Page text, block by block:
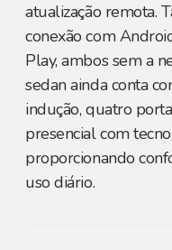
atualização remota.
conexão com
Play, ambos sem a
sedan ainda conta
indução, quatro
presencial com
proporcionando
uso diário.